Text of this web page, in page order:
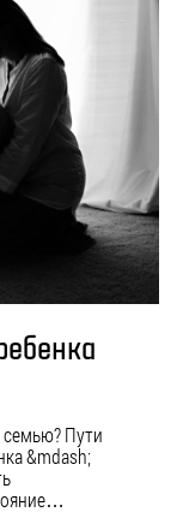
семью? Пути
&mdash;